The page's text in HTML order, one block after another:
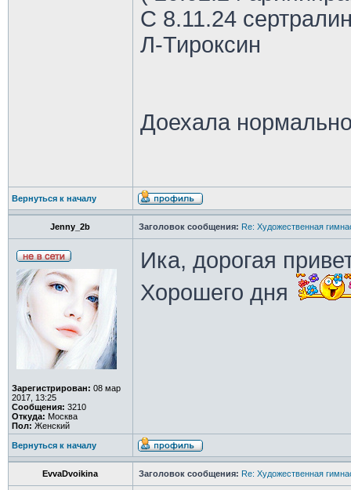
С 8.11.24
Л-Тироксин
Доехала
Вернуться к началу
Jenny_2b Заголовок сообщения: Re: Художественная
Зарегистрирован: 08 мар
2017, 13:25
Сообщения: 3210
Откуда: Москва
Пол: Женский
Ика, дорогая
Хорошего дня
Вернуться к началу
EvvaDvoikina Заголовок сообщения: Re: Художественная